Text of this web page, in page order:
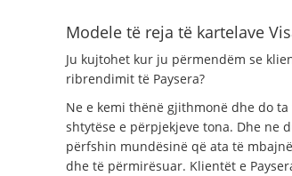
Modele të reja të kartelave
Ju kujtohet kur ju përmendëm se
ribrendimit të Paysera?
Ne e kemi thënë gjithmonë dhe do
shtytëse e përpjekjeve tona. Dhe ne
përfshin mundësinë që ata të
dhe të përmirësuar. Klientët e